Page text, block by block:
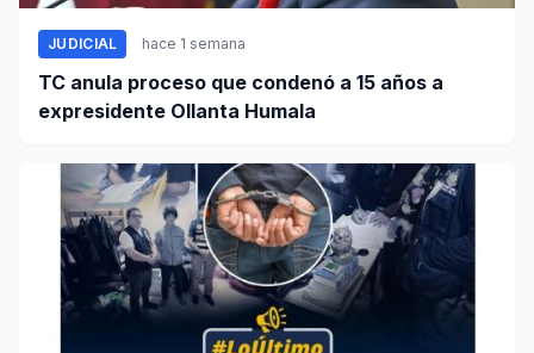
JUDICIAL hace 1 semana
TC anula proceso que condenó a 15 años a
expresidente Ollanta Humala